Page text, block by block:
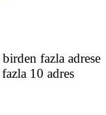
fazla adrese
10 adres